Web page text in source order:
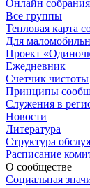
Онлайн собрания
Все группы
Тепловая карта
Для
Проект
Ежедневник
Счетчик чистоты
Принципы
Служения в
Новости
Литература
Структура
Расписание
О сообществе
Социальная